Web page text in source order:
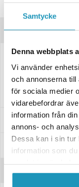
Samtycke
Denna webbplats
Vi använder
och annonserna till
för sociala medier
vidarebefordrar
information från
annons- och
Dessa kan i sin tur
information som
Frågor om
Produktinformation
Regelbundet underhåll
din motors livslängd
Passar dessa
Specifikationer
Recensioner